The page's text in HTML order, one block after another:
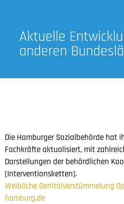
Aktuelle
anderen
Die Hamburger Sozialbehörde hat
Fachkräfte aktualisiert, mit
Darstellungen der behördlichen
(Interventionsketten).
Weibliche Genitalverstümmelung
hamburg.de